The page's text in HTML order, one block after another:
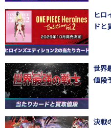
ヒロ
ドと
世界
値段
決戦